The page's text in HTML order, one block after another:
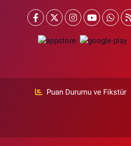
Puan Durumu ve Fikstür